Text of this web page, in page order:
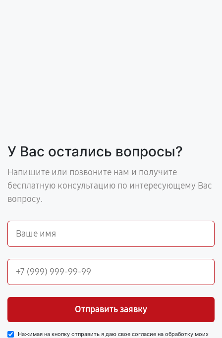
У Вас остались вопросы?
Напишите или позвоните нам и получите
бесплатную консультацию по интересующему Вас
вопросу.
Отправить заявку
Нажимая на кнопку отправить я даю свое согласие на обработку моих